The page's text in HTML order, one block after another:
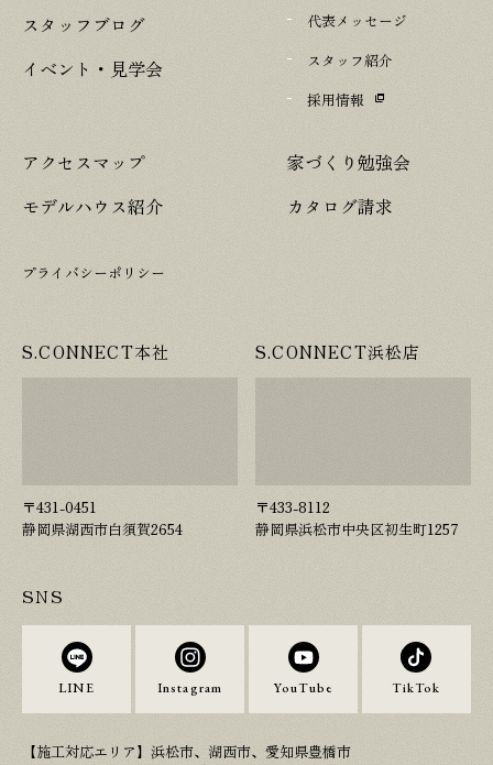
スタッフブログ
イベント・見学会
代表メッセージ
スタッフ紹介
採用情報
アクセスマップ
モデルハウス紹介
家づくり勉強会
カタログ請求
プライバシーポリシー
S.CONNECT本社
〒431-0451
静岡県湖西市白須賀2654
S.CONNECT浜松店
〒433-8112
静岡県浜松市中央区初生町1257
SNS
LINE Instagram YouTube TikTok
【施工対応エリア】浜松市、湖西市、愛知県豊橋市